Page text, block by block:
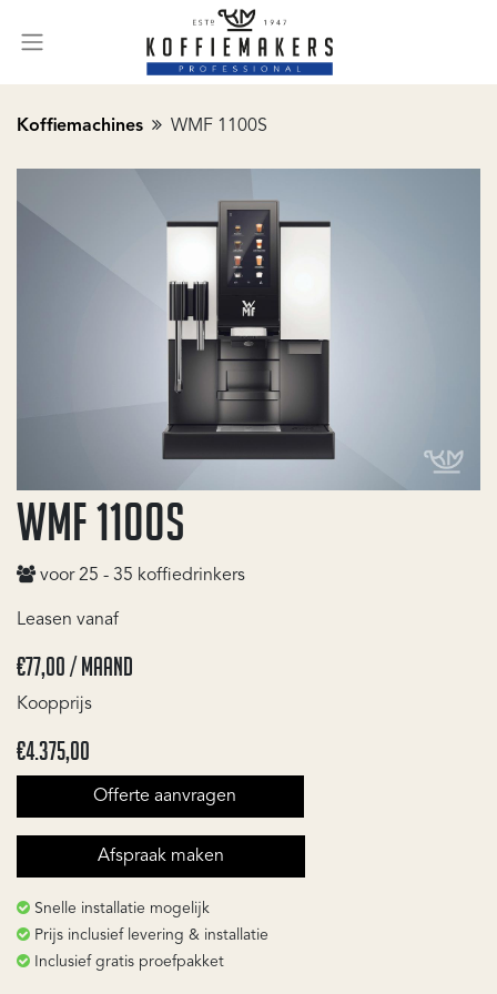
Koffiemachines WMF 1100S
WMF 1100S
voor 25 - 35 koffiedrinkers
Leasen vanaf
€77,00 / maand​
​Koopprijs
€4.375,00
Offerte aanvragen
Afspraak maken
Snelle installatie mogelijk
Prijs inclusief levering & installatie
Inclusief gratis proefpakket